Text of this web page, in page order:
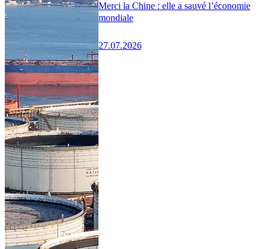
Merci la Chine : elle a sauvé l’économie
mondiale
27.07.2026